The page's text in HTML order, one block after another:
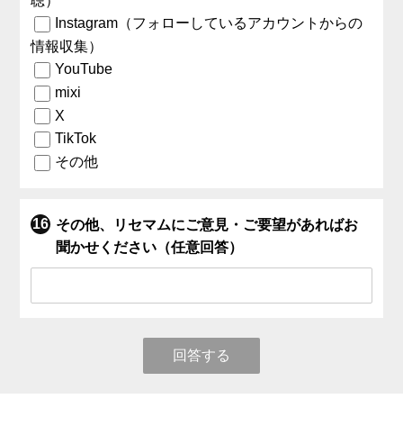
Instagram（フォローしているアカウントからの
情報収集）
YouTube
mixi
X
TikTok
その他
その他、リセマムにご意見・ご要望があればお
聞かせください（任意回答）
回答する